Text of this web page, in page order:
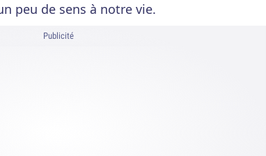
peu de sens à notre vie.
Publicité